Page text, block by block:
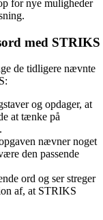
for nye muligheder
med STRIKS
de tidligere nævnte
og opdager, at
at tænke på
nævner noget
den passende
ord og ser streger
af, at STRIKS